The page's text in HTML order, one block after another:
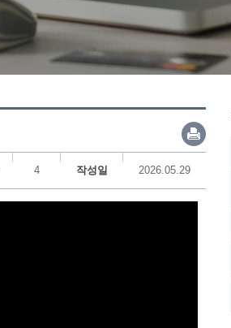
4 작성일 2026.05.29